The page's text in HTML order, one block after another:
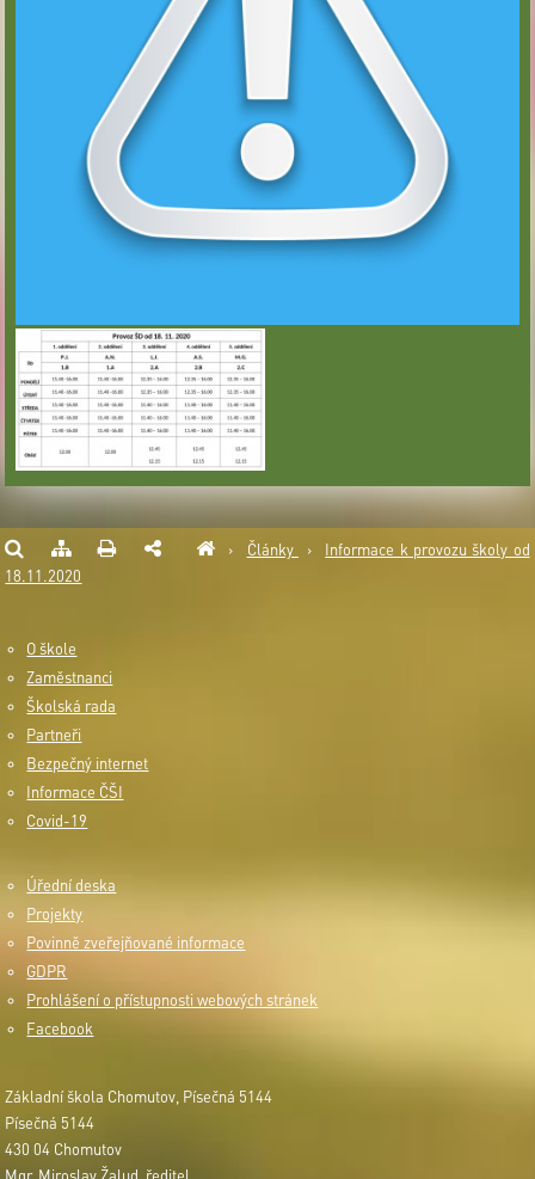
› Články ›
Informace k provozu školy od
18.11.2020
O škole
Zaměstnanci
Školská rada
Partneři
Bezpečný internet
Informace ČŠI
Covid-19
Úřední deska
Projekty
Povinně zveřejňované informace
GDPR
Prohlášení o přístupnosti webových stránek
Facebook
Základní škola Chomutov, Písečná 5144
Písečná 5144
430 04 Chomutov
Mgr. Miroslav Žalud, ředitel